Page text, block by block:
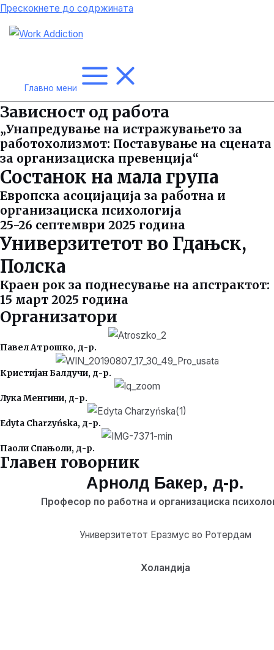
Прескокнете до содржината
Главно мени
Зависност од работа
„Унапредување на истражувањето за
работохолизмот: Поставување на сцената
за организациска превенција“
Состанок на мала група
Европска асоцијација за работна и
организациска психологија
25-26 септември 2025 година
Универзитетот во Гдањск,
Полска
Краен рок за поднесување на апстрактот:
15 март 2025 година
Организатори
Павел Атрошко, д-р.
Кристијан Балдучи, д-р.
Лука Менгини, д-р.
Edyta Charzyńska, д-р.
Паоли Спањоли, д-р.
Главен говорник
Арнолд Бакер, д-р.
Професор по работна и организациска
Универзитетот Еразмус во Ротердам
Холандија